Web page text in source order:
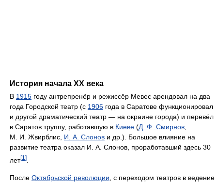
История начала XX века
В 1915 году антрепренёр и режиссёр Мевес арендовал на два
года Городской театр (с 1906 года в Саратове функционировал
и другой драматический театр — на окраине города) и перевёл
в Саратов труппу, работавшую в Киеве (Д. Ф. Смирнов,
М. И. Жвирблис, И. А. Слонов и др.). Большое влияние на
развитие театра оказал И. А. Слонов, проработавший здесь 30
лет[1]
После Октябрьской революции , с переходом театров в ведение